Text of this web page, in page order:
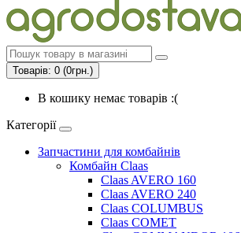
Товарів: 0 (0грн.)
В кошику немає товарів :(
Категорії
Запчастини для комбайнів
Комбайн Claas
Claas AVERO 160
Claas AVERO 240
Claas COLUMBUS
Claas COMET